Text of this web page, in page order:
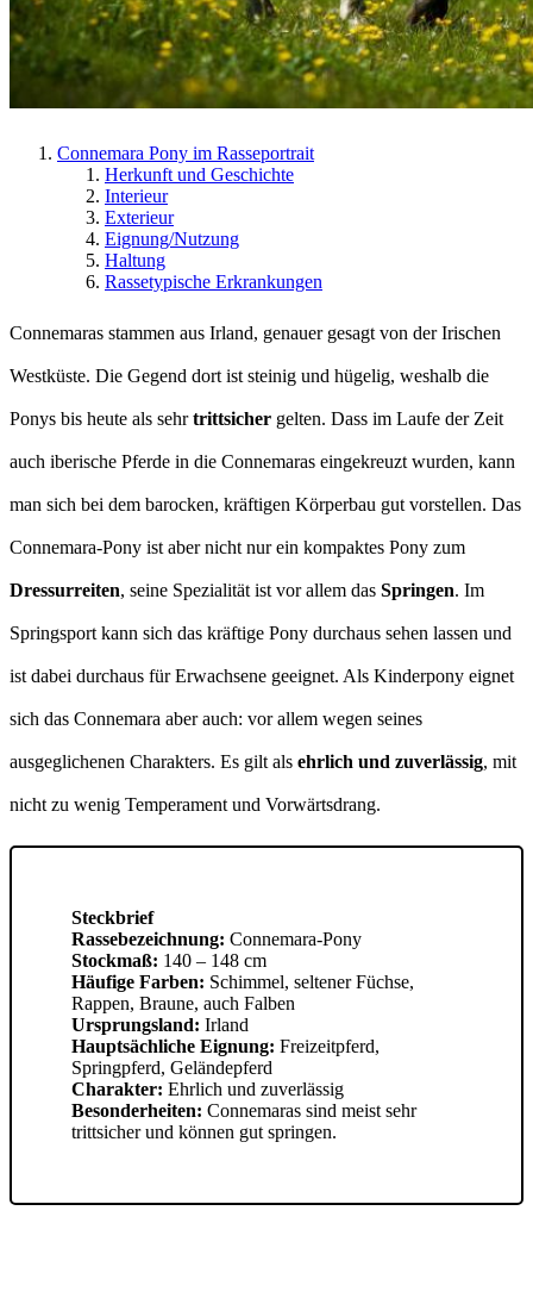
Connemara Pony im Rasseportrait
Herkunft und Geschichte
Interieur
Exterieur
Eignung/Nutzung
Haltung
Rassetypische Erkrankungen
Connemaras stammen aus Irland, genauer gesagt von der Irischen
Westküste. Die Gegend dort ist steinig und hügelig, weshalb die
Ponys bis heute als sehrtrittsicher gelten. Dass im Laufe der Zeit
auch iberische Pferde in die Connemaras eingekreuzt wurden, kann
man sich bei dem barocken, kräftigen Körperbau gut vorstellen. Das
Connemara-Pony ist aber nicht nur ein kompaktes Pony zum
Dressurreiten, seine Spezialität ist vor allem das Springen. Im
Springsport kann sich das kräftige Pony durchaus sehen lassen und
ist dabei durchaus für Erwachsene geeignet. Als Kinderpony eignet
sich das Connemara aber auch: vor allem wegen seines
ausgeglichenen Charakters. Es gilt als ehrlich und zuverlässig, mit
nicht zu wenig Temperament und Vorwärtsdrang.
Steckbrief
Rassebezeichnung: Connemara-Pony
Stockmaß: 140 – 148 cm
Häufige Farben: Schimmel, seltener Füchse,
Rappen, Braune, auch Falben
Ursprungsland: Irland
Hauptsächliche Eignung: Freizeitpferd,
Springpferd, Geländepferd
Charakter: Ehrlich und zuverlässig
Besonderheiten: Connemaras sind meist sehr
trittsicher und können gut springen.